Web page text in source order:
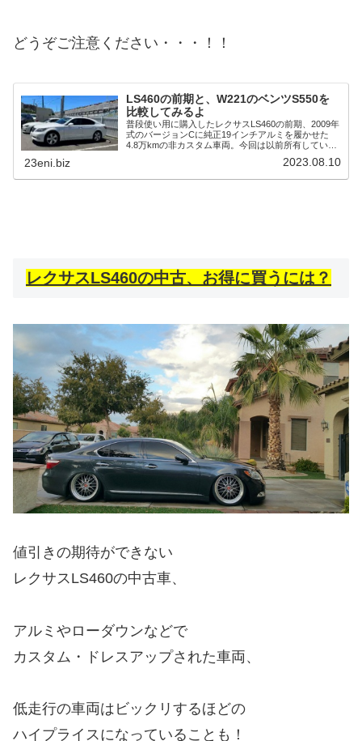
どうぞご注意ください・・・！！
LS460の前期と、W221のベンツS550を
比較してみるよ
普段使い用に購入したレクサスLS460の前期、2009年
式のバージョンCに純正19インチアルミを履かせた
4.8万kmの非カスタム車両。今回は以前所有していた
S550ロングの後期とLS460の前期を比較していきたい
23eni.biz 2023.08.10
レクサスLS460の中古、お得に買うには？
値引きの期待ができない
レクサスLS460の中古車、
アルミやローダウンなどで
カスタム・ドレスアップされた車両、
低走行の車両はビックリするほどの
ハイプライスになっていることも！